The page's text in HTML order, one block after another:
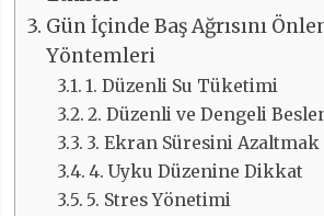
Gün İçinde Baş Ağrısını
Yöntemleri
1. Düzenli Su Tüketimi
2. Düzenli ve Dengeli
3. Ekran Süresini Azaltmak
4. Uyku Düzenine Dikkat
5. Stres Yönetimi